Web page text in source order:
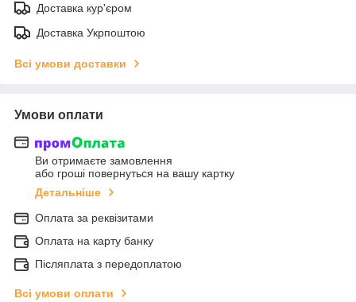
Доставка кур'єром
Доставка Укрпоштою
Всі умови доставки
Умови оплати
Ви отримаєте замовлення
або гроші повернуться на вашу картку
Детальніше
Оплата за реквізитами
Оплата на карту банку
Післяплата з передоплатою
Всі умови оплати